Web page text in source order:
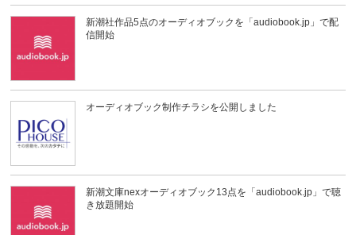
新潮社作品5点のオーディオブックを「audiobook.jp」で配
信開始
オーディオブック制作チラシを公開しました
新潮文庫nexオーディオブック13点を「audiobook.jp」で聴
き放題開始